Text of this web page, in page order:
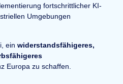
fortschrittlicher KI-
Umgebungen
einwiderstandsfähigeres,
Europa zu schaffen.